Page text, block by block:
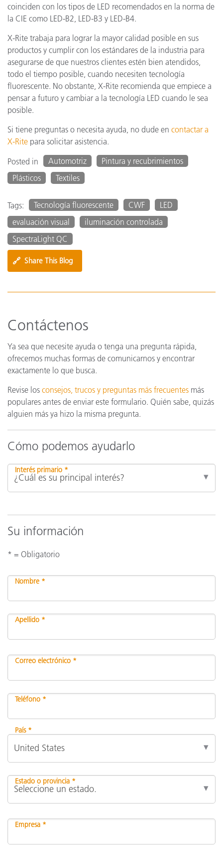
coinciden con los tipos de LED recomendados en la norma de
la CIE como LED-B2, LED-B3 y LED-B4.
X-Rite trabaja para lograr la mayor calidad posible en sus
productos y cumplir con los estándares de la industria para
asegurarse de que nuestros clientes estén bien atendidos,
todo el tiempo posible, cuando necesiten tecnología
fluorescente. No obstante, X-Rite recomienda que empiece a
pensar a futuro y cambiar a la tecnología LED cuando le sea
posible.
Si tiene preguntas o necesita ayuda, no dude en contactar a
X-Rite para solicitar asistencia.
Posted in
Automotriz
Pintura y recubrimientos
Plásticos
Textiles
Tags: Tecnología fluorescente CWF
LED
evaluación visual
iluminación controlada
SpectraLight QC
🔗 Share This Blog
Contáctenos
Ya sea que necesite ayuda o tenga una pregunta rápida,
ofrecemos muchas formas de comunicarnos y encontrar
exactamente lo que busca.
Revise los consejos, trucos y preguntas más frecuentes más
populares antes de enviar este formulario. Quién sabe, quizás
alguien más ya hizo la misma pregunta.
Cómo podemos ayudarlo
Interés primario *
Su información
* = Obligatorio
Nombre *
Apellido *
Correo electrónico *
Teléfono *
País *
Estado o provincia *
Empresa *